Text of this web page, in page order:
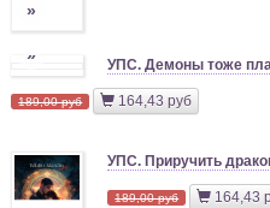
»
» УПС. Демоны тоже
189,00 руб 164,43 руб
УПС. Приручить
189,00 руб 164,43